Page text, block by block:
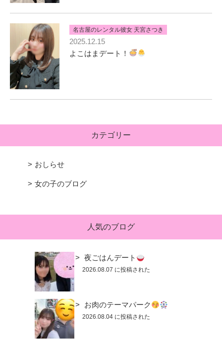
名古屋のレンタル彼女 天宮さつき
2025.12.15
よこはまデート！
カテゴリー
おしらせ
女の子のブログ
人気のブログ
夜ごはんデート
2026.08.07 に投稿された
お肉のテーマパーク
2026.08.04 に投稿された